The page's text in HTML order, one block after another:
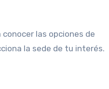
las opciones de
la sede de tu interés.